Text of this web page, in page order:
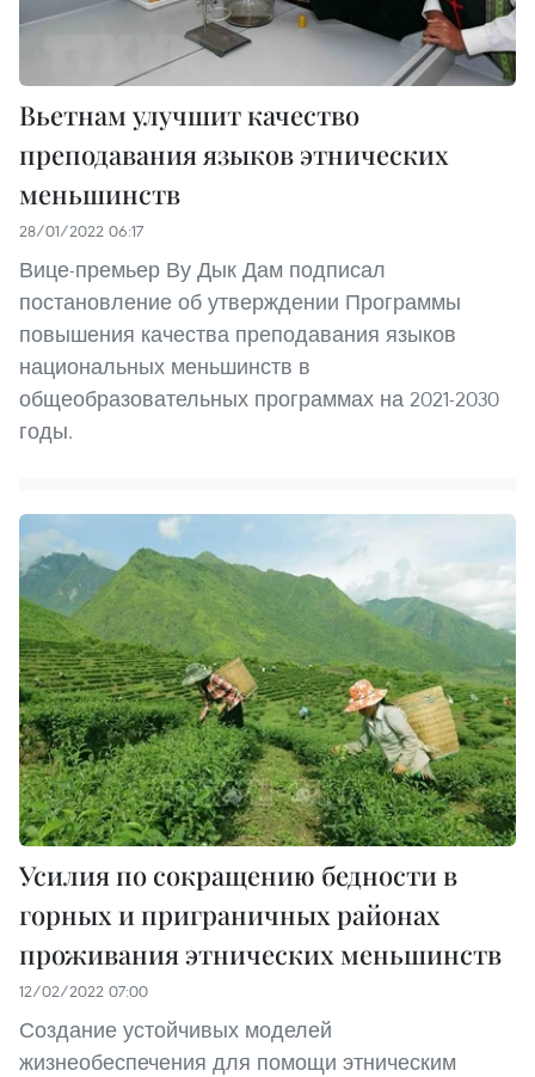
Вьетнам улучшит качество
преподавания языков этнических
меньшинств
28/01/2022 06:17
Вице-премьер Ву Дык Дам подписал
постановление об утверждении Программы
повышения качества преподавания языков
национальных меньшинств в
общеобразовательных программах на 2021-2030
годы.
Усилия по сокращению бедности в
горных и приграничных районах
проживания этнических меньшинств
12/02/2022 07:00
Создание устойчивых моделей
жизнеобеспечения для помощи этническим